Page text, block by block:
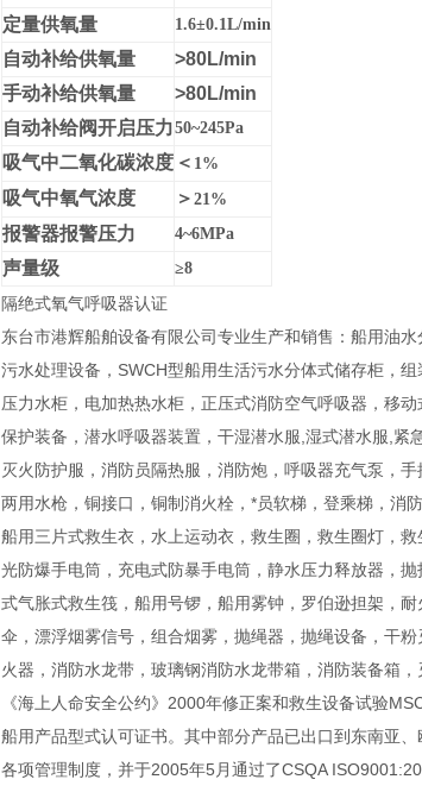
定量供氧量 1.6±0.1L/min
自动补给供氧量
>80L/min
手动补给供氧量
>80L/min
自动补给阀开启压力50~245Pa
吸气中二氧化碳浓度 ＜ 1%
吸气中氧气浓度 ＞ 21%
报警器报警压力 4~6MPa
声量级 ≥8
隔绝式氧气呼吸器认证
东台市港辉船舶设备有限公司专业生产和销售：船用油
污水处理设备，SWCH型船用生活污水分体式储存柜，
压力水柜，电加热热水柜，正压式消防空气呼吸器，移
保护装备，潜水呼吸器装置，干湿潜水服,湿式潜水服,
灭火防护服，消防员隔热服，消防炮，呼吸器充气泵，
两用水枪，铜接口，铜制消火栓，*员软梯，登乘梯，消
船用三片式救生衣，水上运动衣，救生圈，救生圈灯，
光防爆手电筒，充电式防暴手电筒，静水压力释放器，
式气胀式救生筏，船用号锣，船用雾钟，罗伯逊担架，
伞，漂浮烟雾信号，组合烟雾，抛绳器，抛绳设备，干
火器，消防水龙带，玻璃钢消防水龙带箱，消防装备箱
《海上人命安全公约》2000年修正案和救生设备试验
船用产品型式认可证书。其中部分产品已出口到东南亚
各项管理制度，并于2005年5月通过了CSQA